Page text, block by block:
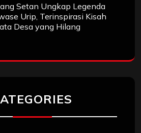
Setan Ungkap Legenda
Urip, Terinspirasi Kisah
Desa yang Hilang